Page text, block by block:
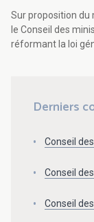
Sur proposition du
le Conseil des
réformant la loi
Derniers
Conseil
Conseil
Conseil